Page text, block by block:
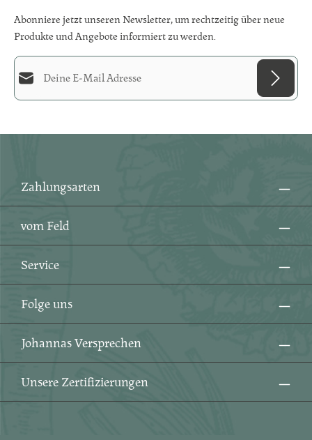
Abonniere jetzt unseren Newsletter, um rechtzeitig über neue
Produkte und Angebote informiert zu werden.
E-Mail-Adresse*
mit ihnen einverstanden.
Zahlungsarten
vom Feld
Service
Folge uns
Johannas Versprechen
Unsere Zertifizierungen